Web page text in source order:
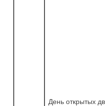
День открытых